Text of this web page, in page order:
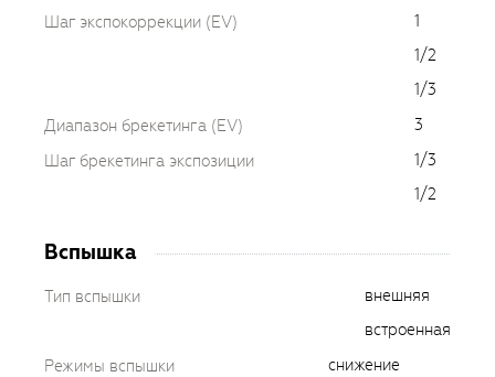
Шаг экспокоррекции (EV)
1
1/2
1/3
Диапазон брекетинга (EV)
3
Шаг брекетинга экспозиции
1/3
1/2
Вспышка
Тип вспышки
внешняя
встроенная
Режимы вспышки
снижение